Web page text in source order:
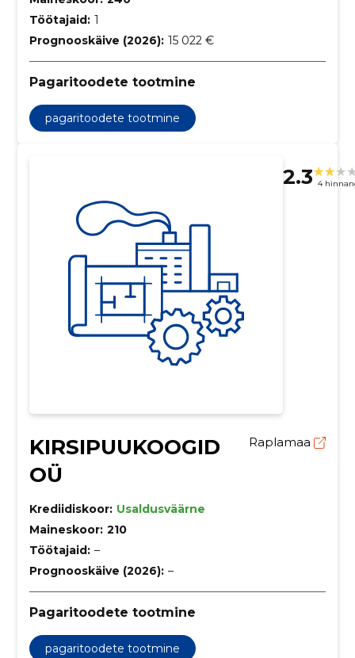
Töötajaid: 1
Prognooskäive (2026): 15 022 €
Pagaritoodete tootmine
pagaritoodete tootmine
2.3 4
KIRSIPUUKOOGID
OÜ
Raplamaa
Krediidiskoor: Usaldusväärne
Maineskoor: 210
Töötajaid: –
Prognooskäive (2026): –
Pagaritoodete tootmine
pagaritoodete tootmine